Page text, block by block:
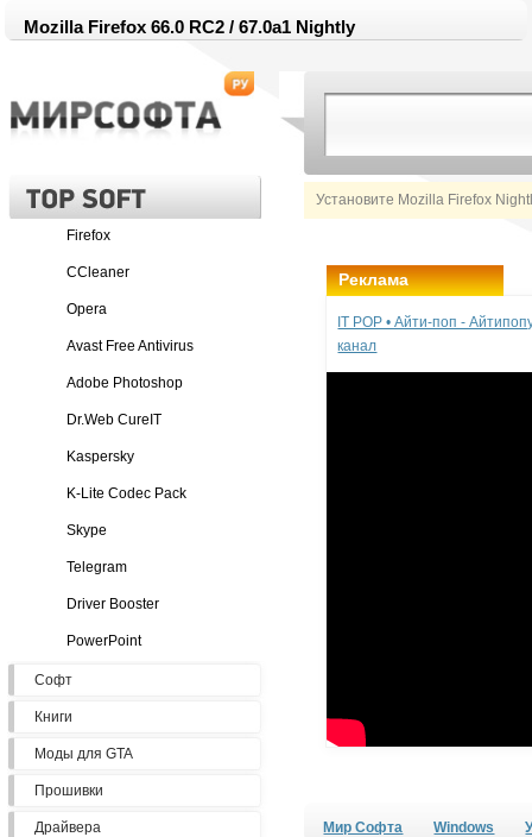
Mozilla Firefox 66.0 RC2 / 67.0a1 Nightly
Установите Mozilla Firefox
Firefox
CCleaner
Opera
Avast Free Antivirus
Adobe Photoshop
Dr.Web CureIT
Kaspersky
K-Lite Codec Pack
Skype
Telegram
Driver Booster
PowerPoint
Софт
Книги
Моды для GTA
Прошивки
Драйвера
Реклама
IT POP • Айти-поп -
канал
Мир Софта Windows